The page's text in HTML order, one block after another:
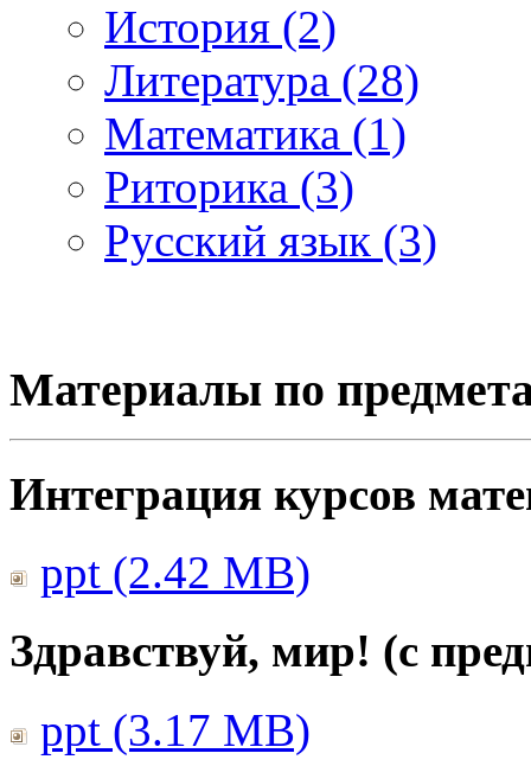
История (2)
Литература (28)
Математика (1)
Риторика (3)
Русский язык (3)
Материалы по
Интеграция курсов
ppt (2.42 MB)
Здравствуй, мир! (с
ppt (3.17 MB)